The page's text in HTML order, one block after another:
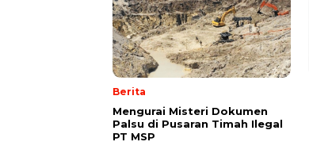
Berita
Mengurai Misteri Dokumen
Palsu di Pusaran Timah Ilegal
PT MSP